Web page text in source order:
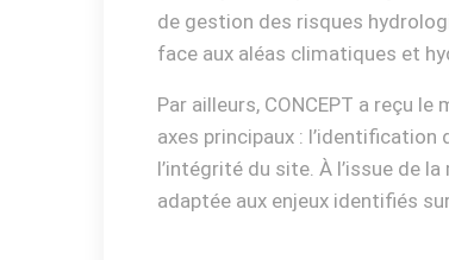
de gestion des risques
face aux aléas climatiques et
Par ailleurs, CONCEPT a reçu
axes principaux :
l’intégrité du site. À l’issue de
adaptée aux enjeux identifiés